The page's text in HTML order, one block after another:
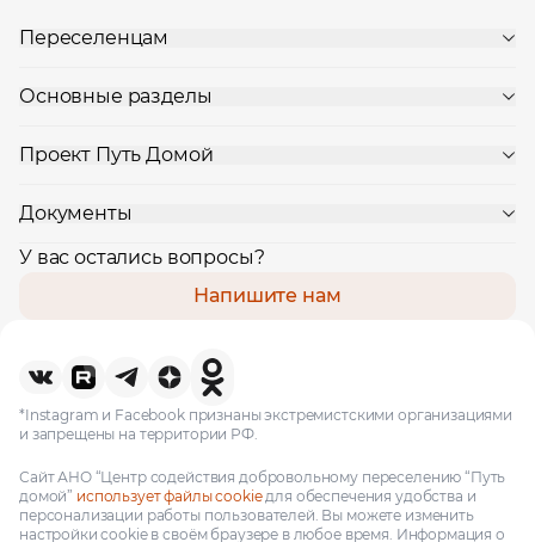
Переселенцам
Основные разделы
Проект Путь Домой
Документы
У вас остались вопросы?
Напишите нам
*Instagram и Facebook признаны экстремистскими организациями
и запрещены на территории РФ.
Сайт АНО “Центр содействия добровольному переселению “Путь
домой” использует файлы cookieдля обеспечения удобства и
персонализации работы пользователей. Вы можете изменить
настройки cookie в своём браузере в любое время. Информация о
Ваше имя
Местоположение